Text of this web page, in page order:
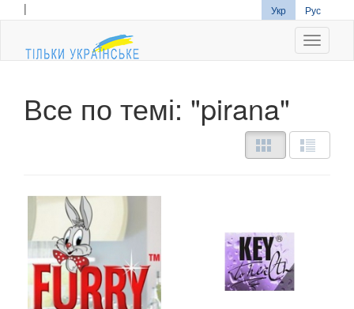
| Укр Рус
Все по темі: "pirana"